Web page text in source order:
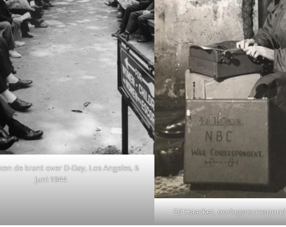
de krant over D-Day, Los Angeles, 6
juni 1944
Ed Haacker,